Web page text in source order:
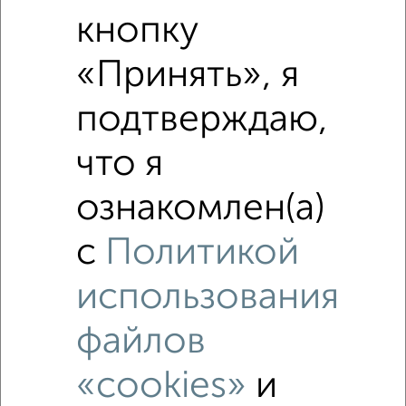
Похожие предложения рядом
2‑комнатные квартиры недалеко от
кнопку
«Принять», я
подтверждаю,
что я
ознакомлен(а)
с Политикой
использования
файлов
«cookies» и